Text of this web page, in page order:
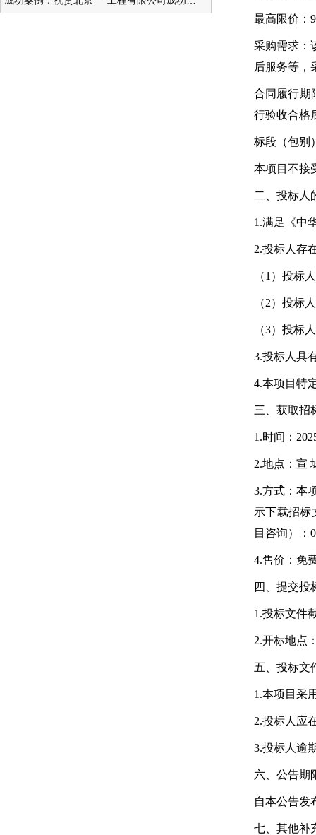
最高限价：
采购需求：
后服务等，
合同履行期
行验收合格
标段（包别
本项目不接
二、投标人
1.满足《中
2.投标人存
（1）投标
（2）投标
（3）投标
3.投标人具
4.本项目特
三、获取招
1.时间：
2.地点： 宣
3.方式：本
示下载招标
目咨询）：
4.售价：免
四、提交投
1.投标文件
2.开标地点
五、投标文
1.本项目采
2.投标人应
3.投标人逾
六、公告期
自本公告发
七、其他补